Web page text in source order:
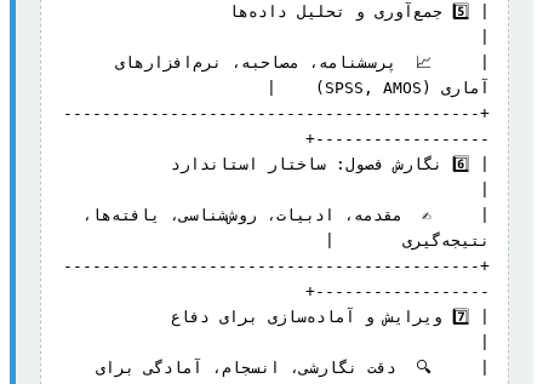
| 5️⃣ جمع‌آوری و
+-------------------------------------------
| 6️⃣ نگارش فصول:
+-------------------------------------------
| 7️⃣ ویرایش و